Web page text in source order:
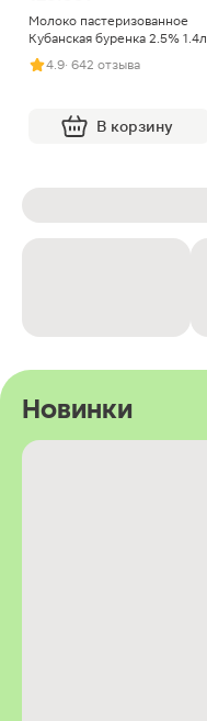
Молоко пастеризованное
Кубанская буренка 2.5% 1.4л
4.9· 642 отзыва
В корзину
Новинки